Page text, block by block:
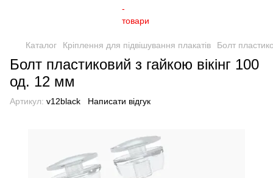
Каталог Кріплення для підвішування плакатів Болт
Болт пластиковий з гайкою вікінг 100
од. 12 мм
Артикул: v12black Написати відгук